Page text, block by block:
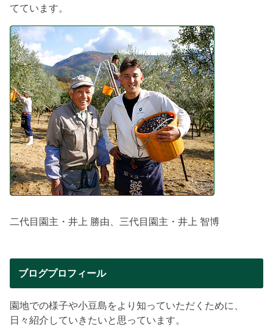
てています。
二代目園主・井上 勝由、三代目園主・井上 智博
ブログプロフィール
園地での様子や小豆島をより知っていただくために、
日々紹介していきたいと思っています。